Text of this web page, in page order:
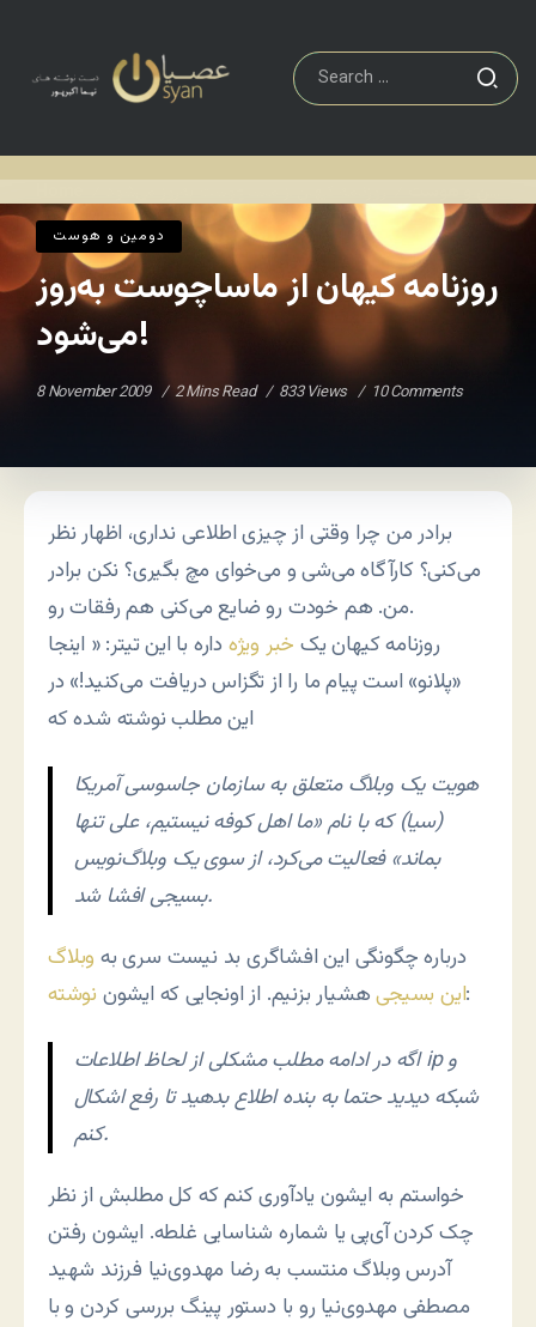
دومين و هوست
روزنامه کیهان از ماساچوست به‌روز
می‌شود!
8 November 2009 2 Mins Read 833 Views 10 Comments
برادر من چرا وقتی از چیزی اطلاعی نداری، اظهار نظر
می‌کنی؟ کارآگاه می‌شی و می‌خوای مچ بگیری؟ نکن برادر
من. هم خودت رو ضایع می‌کنی هم رفقات رو.
روزنامه کیهان یک خبر ویژه داره با این تیتر: « اینجا
«پلانو» است پیام ما را از تگزاس دریافت می‌کنید!» در
این مطلب نوشته شده که
هویت یک وبلاگ متعلق به سازمان جاسوسی آمریکا
(سیا) که با نام «ما اهل کوفه نیستیم، علی تنها
بماند» فعالیت می‌کرد، از سوی یک وبلاگ‌نویس
بسیجی افشا شد.
درباره چگونگی این افشاگری بد نیست سری به وبلاگ
این بسیجیهشیار بزنیم. از اونجایی که ایشون نوشته :
اگه در ادامه مطلب مشکلی از لحاظ اطلاعات ip و
شبکه دیدید حتما به بنده اطلاع بدهید تا رفع اشکال
کنم.
خواستم به ایشون یادآوری کنم که کل مطلبش از نظر
چک کردن آی‌پی یا شماره شناسایی غلطه. ایشون رفتن
آدرس وبلاگ منتسب به رضا مهدوی‌نیا فرزند شهید
مصطفی مهدوی‌نیا رو با دستور پینگ بررسی کردن و با